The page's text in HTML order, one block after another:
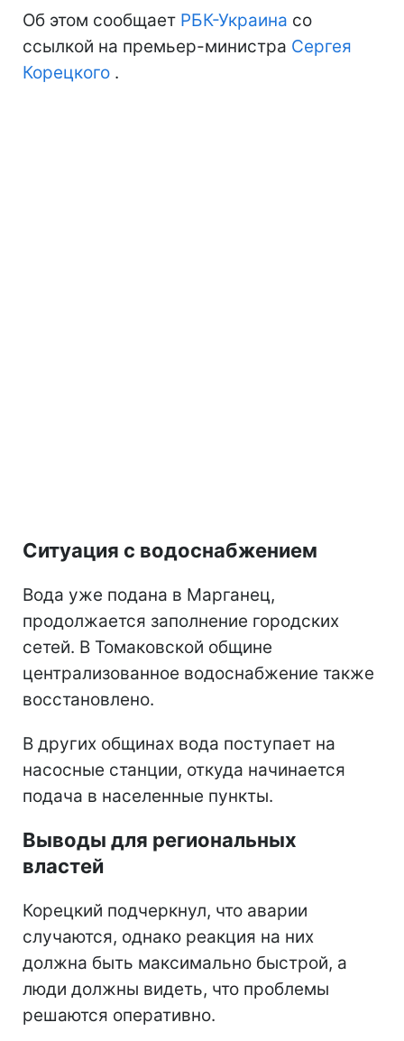
Об этом сообщает РБК-Украина со
ссылкой на премьер-министра Сергея
Корецкого .
Ситуация с водоснабжением
Вода уже подана в Марганец,
продолжается заполнение городских
сетей. В Томаковской общине
централизованное водоснабжение также
восстановлено.
В других общинах вода поступает на
насосные станции, откуда начинается
подача в населенные пункты.
Выводы для региональных
властей
Корецкий подчеркнул, что аварии
случаются, однако реакция на них
должна быть максимально быстрой, а
люди должны видеть, что проблемы
решаются оперативно.